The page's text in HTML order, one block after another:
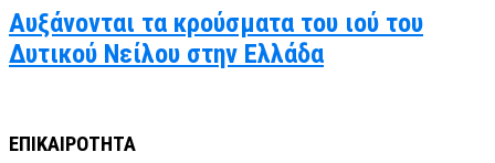
Αυξάνονται τα κρούσματα του ιού του
Δυτικού Νείλου στην Ελλάδα
ΕΠΙΚΑΙΡΟΤΗΤΑ